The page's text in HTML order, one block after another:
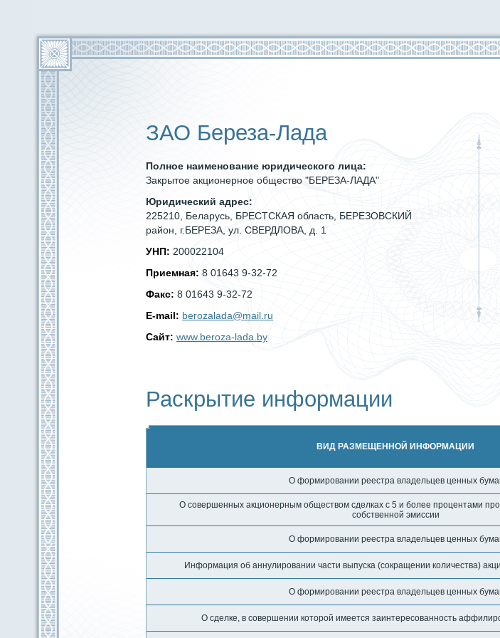
ЗАО Береза-Лада
Полное наименование юридического лица:
Закрытое акционерное общество "БЕРЕЗА-ЛАДА"
Юридический адрес:
225210, Беларусь, БРЕСТСКАЯ область, БЕРЕЗОВСКИЙ
район, г.БЕРЕЗА, ул. СВЕРДЛОВА, д. 1
УНП: 200022104
Приемная: 8 01643 9-32-72
Факс: 8 01643 9-32-72
E-mail: berozalada@mail.ru
Сайт: www.beroza-lada.by
Раскрытие информации
ВИД РАЗМЕЩЕННОЙ ИНФОРМАЦИИ
О формировании реестра владельцев ценных
О совершенных акционерным обществом сделках с 5 и более процентами
собственной эмиссии
О формировании реестра владельцев ценных
Информация об аннулировании части выпуска (сокращении количества)
О формировании реестра владельцев ценных
О сделке, в совершении которой имеется заинтересованность